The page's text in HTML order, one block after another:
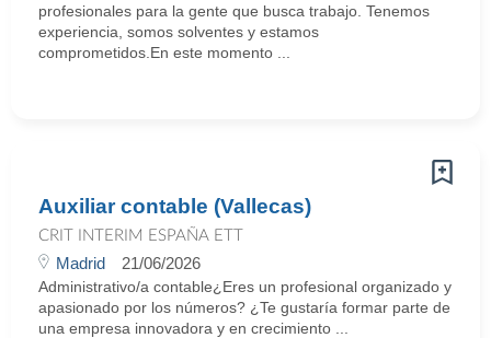
profesionales para la gente que busca trabajo. Tenemos
experiencia, somos solventes y estamos
comprometidos.En este momento ...
Auxiliar contable (Vallecas)
CRIT INTERIM ESPAÑA ETT
Madrid 21/06/2026
Administrativo/a contable¿Eres un profesional organizado y
apasionado por los números? ¿Te gustaría formar parte de
una empresa innovadora y en crecimiento ...